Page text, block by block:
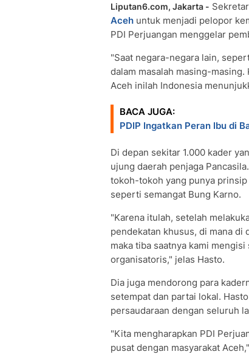
Liputan6.com, Jakarta -
Aceh untuk menjadi pelopor
PDI Perjuangan menggelar
"Saat negara-negara lain,
dalam masalah masing-
Aceh inilah Indonesia
BACA JUGA:
PDIP Ingatkan Peran Ibu di
Di depan sekitar 1.000 kader
ujung daerah penjaga
tokoh-tokoh yang punya
seperti semangat Bung Karno.
"Karena itulah, setelah
pendekatan khusus, di mana di
maka tiba saatnya kami
organisatoris," jelas Hasto.
Dia juga mendorong para
setempat dan partai lokal.
persaudaraan dengan seluruh
"Kita mengharapkan PDI
pusat dengan masyarakat